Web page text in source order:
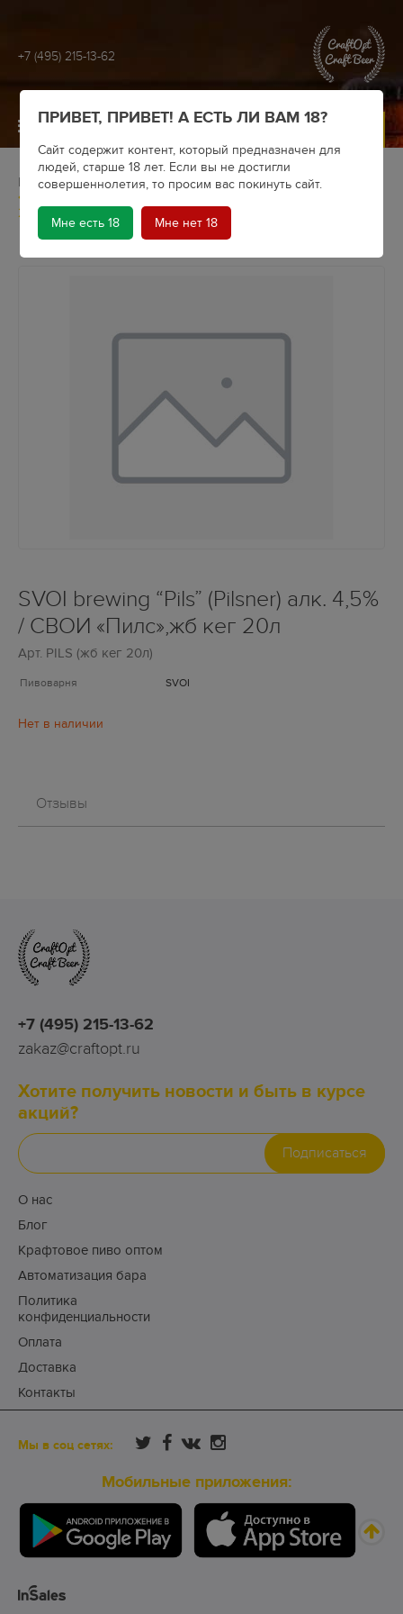
+7 (495) 215-13-62
МЕНЮ
Главная Крафтовое пиво Пивоварни
СВОИ
20л
SVOI brewing “Pils” (Pilsner) алк. 4,5%
/ СВОИ «Пилс»,жб кег 20л
Арт. PILS (жб кег 20л)
Пивоварня SVOI
Отзывы
+7 (495) 215-13-62
zakaz@craftopt.ru
Хотите получить новости и быть в курсе
акций?
Подписаться
О нас
Блог
Крафтовое пиво оптом
Автоматизация бара
Политика
конфиденциальности
Оплата
Доставка
Контакты
Мы в соц сетях:
Мобильные приложения:
ПРИВЕТ, ПРИВЕТ! А ЕСТЬ ЛИ ВАМ 18?
Сайт содержит контент, который предназначен для
людей, старше 18 лет. Если вы не достигли
совершеннолетия, то просим вас покинуть сайт.
Мне есть 18 Мне нет 18